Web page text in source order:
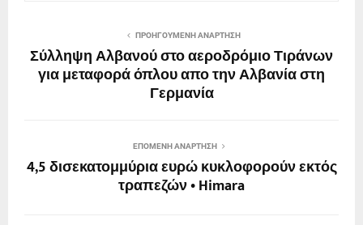
ΠΡΟΗΓΟΎΜΕΝΗ ΑΝΆΡΤΗΣΗ
Σύλληψη Αλβανού στο αεροδρόμιο Τιράνων
για μεταφορά όπλου απο την Αλβανία στη
Γερμανία
ΕΠΌΜΕΝΗ ΑΝΆΡΤΗΣΗ
4,5 δισεκατομμύρια ευρώ κυκλοφορούν εκτός
τραπεζών • Himara